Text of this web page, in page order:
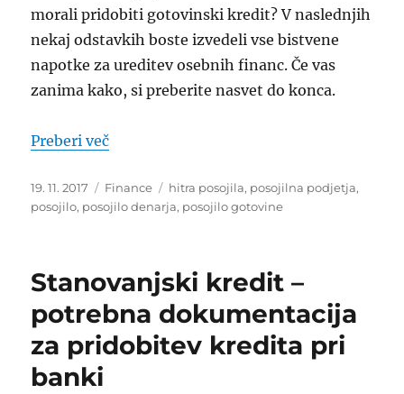
morali pridobiti gotovinski kredit? V naslednjih
nekaj odstavkih boste izvedeli vse bistvene
napotke za ureditev osebnih financ. Če vas
zanima kako, si preberite nasvet do konca.
Preberi več“Gotovinski kredit”
Objavljeno
dne
19. 11. 2017 Kategorije
Finance Oznake
hitra posojila, posojilna podjetja,
posojilo, posojilo denarja, posojilo gotovine
Stanovanjski kredit –
potrebna dokumentacija
za pridobitev kredita pri
banki